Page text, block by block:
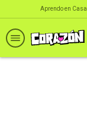
Aprendo en Casa